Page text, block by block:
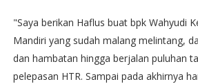
"Saya berikan Haflus buat bpk Wahyudi
Mandiri yang sudah malang melintang,
dan hambatan hingga berjalan puluhan
pelepasan HTR. Sampai pada akhirnya